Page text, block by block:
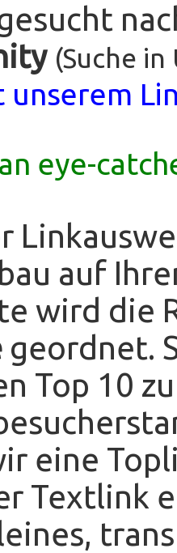
(Suche in
unserem
eye-
auf
wird die
geordnet.
Top 10
eine
Textlink